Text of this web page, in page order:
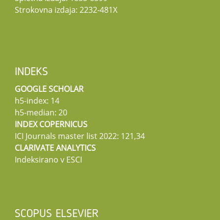
Strokovna izdaja: 2232-481X
INDEKS
GOOGLE SCHOLAR
h5-index: 14
h5-median: 20
INDEX COPERNICUS
ICI Journals master list 2022: 121,34
CLARIVATE ANALYTICS
Indeksirano v ESCI
SCOPUS ELSEVIER